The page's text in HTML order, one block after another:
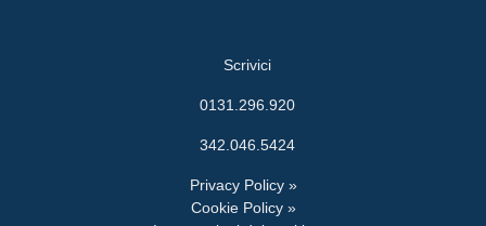
Scrivici
0131.296.920
342.046.5424
Privacy Policy »
Cookie Policy »